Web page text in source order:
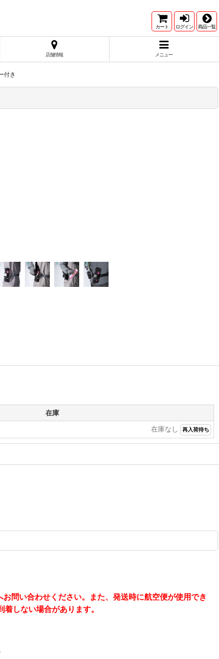
カート ログイン 商品一覧
店舗情報 メニュー
付き
在庫
在庫なし 再入荷待ち
問い合わせください。また、発送時に航空便が使用でき
しない場合があります。